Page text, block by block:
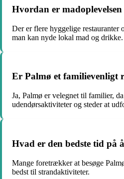
Hvordan er
Der er flere hyggelige restauranter
man kan nyde lokal mad og drikke.
Er Palmø et familievenligt
Ja, Palmø er velegnet til familier,
udendørsaktiviteter og steder at
Hvad er den bedste tid på
Mange foretrækker at besøge
bedst til strandaktiviteter.